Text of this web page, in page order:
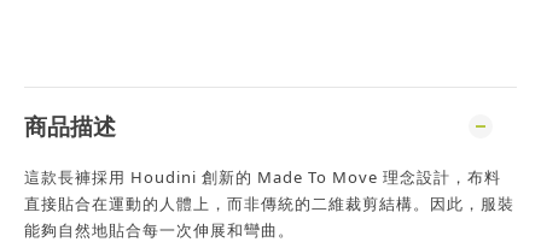
商品描述
這款長褲採用 Houdini 創新的 Made To Move 理念設計，布料
直接貼合在運動的人體上，而非傳統的二維裁剪結構。因此，服裝
能夠自然地貼合每一次伸展和彎曲。